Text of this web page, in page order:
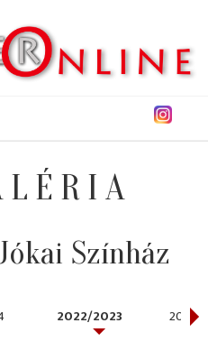
Színház
2022/2023 2019/